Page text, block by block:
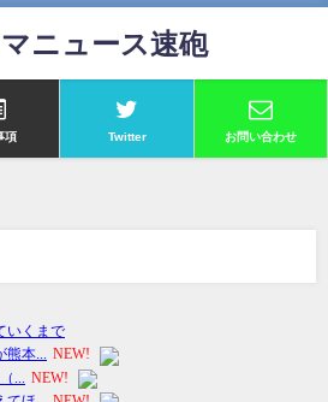
ニュース速砲
項 Twitter お問い合わせ